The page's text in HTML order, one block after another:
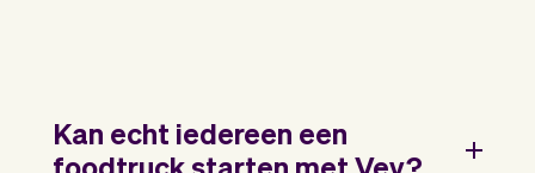
Kan echt iedereen een